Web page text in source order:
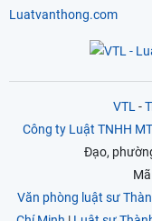
Luatvanthong.com
VTL -
Công ty Luật TNHH
Đạo,
Văn phòng luật sư